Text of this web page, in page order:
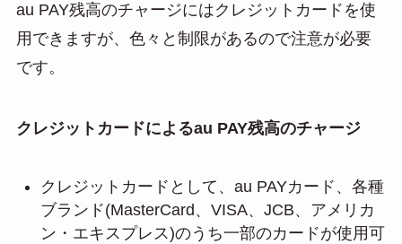
au PAY残高のチャージにはクレジットカードを使
用できますが、色々と制限があるので注意が必要
です。
クレジットカードによるau PAY残高のチャージ
クレジットカードとして、au PAYカード、各種
ブランド(MasterCard、VISA、JCB、アメリカ
ン・エキスプレス)のうち一部のカードが使用可